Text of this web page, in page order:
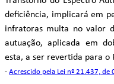
deficiência, implicará em
infratoras multa no valor
autuação, aplicada em
esta, a ser revertida para o
- Acrescido pela Lei nº 21.437, de